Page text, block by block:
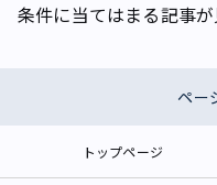
条件に当てはまる記事が
ペー
トップページ